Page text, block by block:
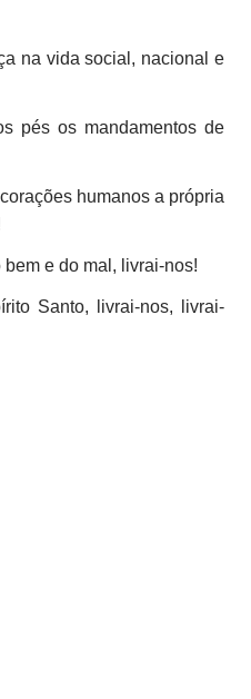
na vida social, nacional e
pés os mandamentos de
humanos a própria
e do mal, livrai-nos!
Santo, livrai-nos, livrai-